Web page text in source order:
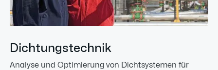
Dichtungstechnik
Analyse und Optimierung von Dichtsystemen für